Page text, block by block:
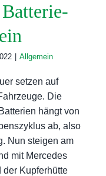
Allgemein
setzen auf
Die
hängt von
ab, also
Nun steigen am
mit Mercedes
der Kupferhütte